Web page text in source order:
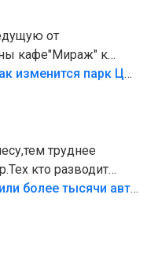
от
кафе"Мираж" к
то бордюры
еще,видимо,часть
Глава Тольятти рассказал, как изменится парк Центрального района
труднее
кто разводит
полно
В тольяттинский лес не пустили более тысячи автомобилей